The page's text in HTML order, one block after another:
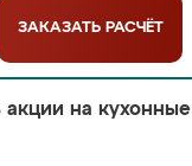
ЗАКАЗАТЬ РАСЧЁТ
акции на кухонные